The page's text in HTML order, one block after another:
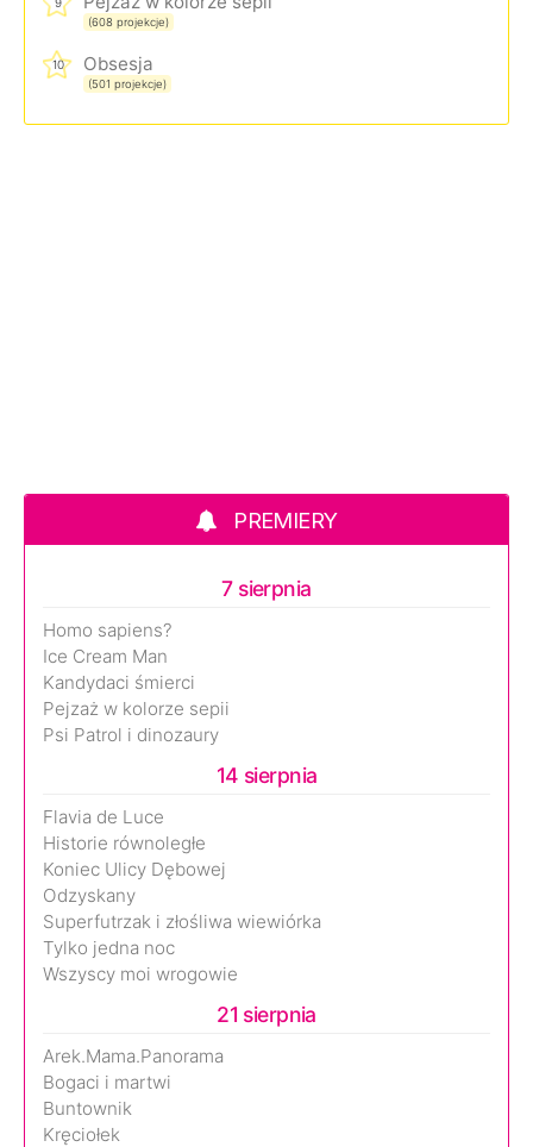
(608 projekcje)
10 Obsesja
(501 projekcje)
PREMIERY
7 sierpnia
Homo sapiens?
Ice Cream Man
Kandydaci śmierci
Pejzaż w kolorze sepii
Psi Patrol i dinozaury
14 sierpnia
Flavia de Luce
Historie równoległe
Koniec Ulicy Dębowej
Odzyskany
Superfutrzak i złośliwa wiewiórka
Tylko jedna noc
Wszyscy moi wrogowie
21 sierpnia
Arek.Mama.Panorama
Bogaci i martwi
Buntownik
Kręciołek